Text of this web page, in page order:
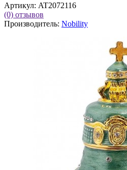
Артикул: AT2072116
(0) отзывов
Производитель: Nobility